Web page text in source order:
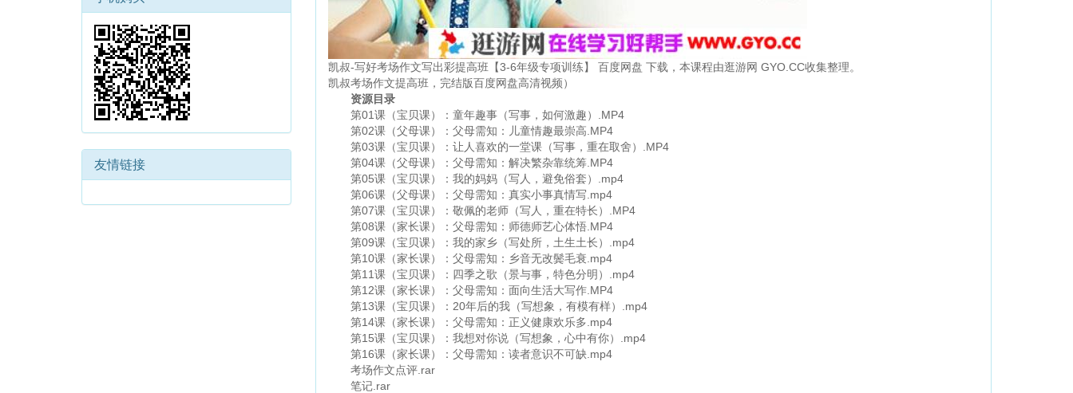
友情链接
凯叔-写好考场作文写出彩提高班【3-6年级专项训练】 百度网盘 下载，本课程由逛游网 GYO.CC收集整理。
凯叔考场作文提高班，完结版百度网盘高清视频）
资源目录
第01课（宝贝课）：童年趣事（写事，如何激趣）.MP4
第02课（父母课）：父母需知：儿童情趣最崇高.MP4
第03课（宝贝课）：让人喜欢的一堂课（写事，重在取舍）.MP4
第04课（父母课）：父母需知：解决繁杂靠统筹.MP4
第05课（宝贝课）：我的妈妈（写人，避免俗套）.mp4
第06课（父母课）：父母需知：真实小事真情写.mp4
第07课（宝贝课）：敬佩的老师（写人，重在特长）.MP4
第08课（家长课）：父母需知：师德师艺心体悟.MP4
第09课（宝贝课）：我的家乡（写处所，土生土长）.mp4
第10课（家长课）：父母需知：乡音无改鬓毛衰.mp4
第11课（宝贝课）：四季之歌（景与事，特色分明）.mp4
第12课（家长课）：父母需知：面向生活大写作.MP4
第13课（宝贝课）：20年后的我（写想象，有模有样）.mp4
第14课（家长课）：父母需知：正义健康欢乐多.mp4
第15课（宝贝课）：我想对你说（写想象，心中有你）.mp4
第16课（家长课）：父母需知：读者意识不可缺.mp4
考场作文点评.rar
笔记.rar